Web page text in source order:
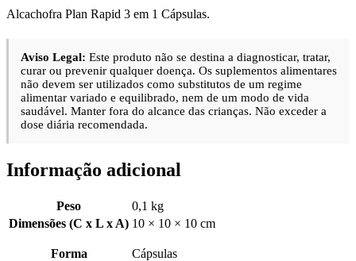
Alcachofra Plan Rapid 3 em 1 Cápsulas.
Aviso Legal: Este produto não se destina a diagnosticar, tratar,
curar ou prevenir qualquer doença. Os suplementos alimentares
não devem ser utilizados como substitutos de um regime
alimentar variado e equilibrado, nem de um modo de vida
saudável. Manter fora do alcance das crianças. Não exceder a
dose diária recomendada.
Informação adicional
Peso
0,1 kg
Dimensões (C x L x A) 10 × 10 × 10 cm
Forma Cápsulas